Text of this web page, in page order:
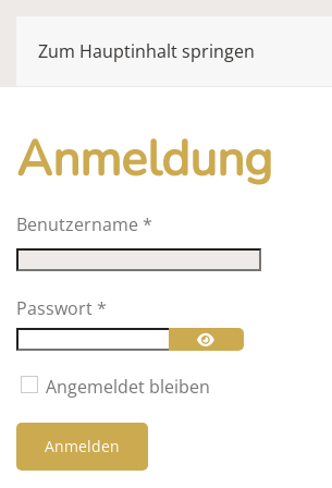
Zum Hauptinhalt springen
Anmeldung
Benutzername *
Passwort *
Passwort anzeigen
Angemeldet bleiben
Anmelden